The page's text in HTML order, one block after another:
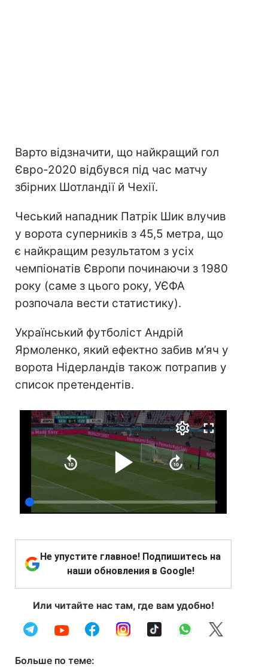
Варто відзначити, що найкращий гол
Євро-2020 відбувся під час матчу
збірних Шотландії й Чехії.
Чеський нападник Патрік Шик влучив
у ворота суперників з 45,5 метра, що
є найкращим результатом з усіх
чемпіонатів Європи починаючи з 1980
року (саме з цього року, УЄФА
розпочала вести статистику).
Український футболіст Андрій
Ярмоленко, який ефектно забив м’яч у
ворота Нідерландів також потрапив у
список претендентів.
Не упустите главное! Подпишитесь на
наши обновления в Google!
Или читайте нас там, где вам удобно!
Больше по теме: